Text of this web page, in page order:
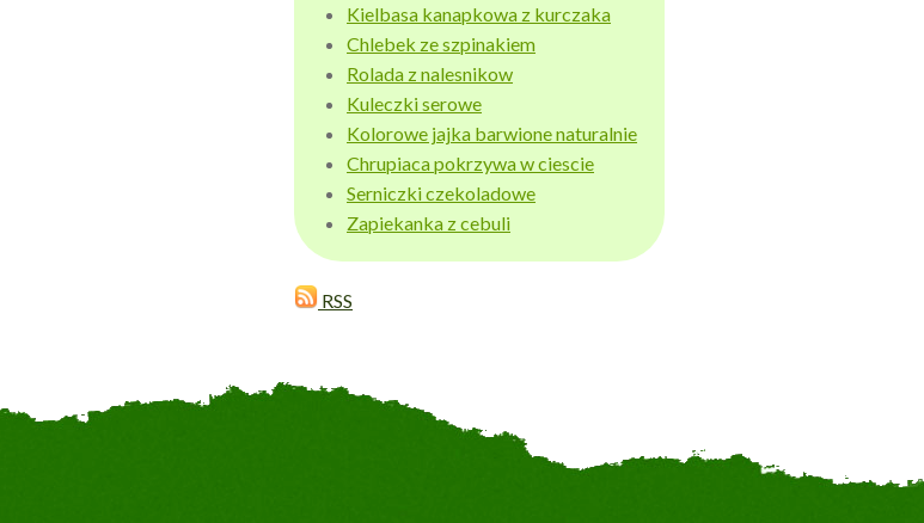
Kielbasa kanapkowa z kurczaka
Chlebek ze szpinakiem
Rolada z nalesnikow
Kuleczki serowe
Kolorowe jajka barwione naturalnie
Chrupiaca pokrzywa w ciescie
Serniczki czekoladowe
Zapiekanka z cebuli
RSS